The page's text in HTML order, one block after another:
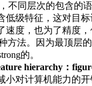
不同层次的包含的
低级特征，这对目标
速度，也为了精度，
方法。因为最顶层
的。
hierarchy：
小对计算机能力的开